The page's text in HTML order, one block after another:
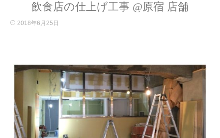
飲食店の仕上げ工事 @原宿 店舗
2018年6月25日